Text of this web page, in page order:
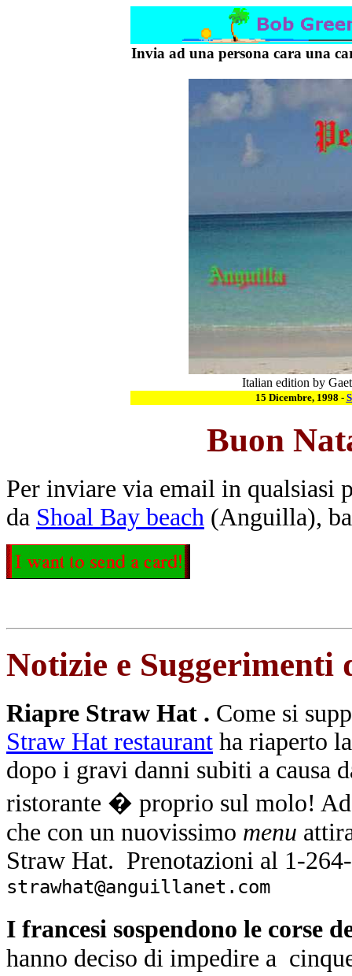
Invia ad una persona cara una
Italian edition by
15 Dicembre, 1998 -
Buon
Per inviare via email in qualsiasi
da Shoal Bay beach (Anguilla),
Notizie e Suggerimenti
Riapre Straw Hat . Come si
Straw Hat restaurant ha riaperto
dopo i gravi danni subiti a causa
ristorante � proprio sul molo!
che con un nuovissimo menu
Straw Hat. Prenotazioni al 1-
strawhat@anguillanet.com
I francesi sospendono le corse
hanno deciso di impedire a